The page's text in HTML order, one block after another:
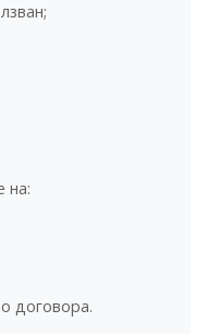
на:
договора.